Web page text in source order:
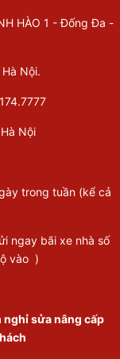
HÀO 1 - Đống Đa -
Nội.
Nội
trong tuần (kể cả
ngay bãi xe nhà số
vào )
nghỉ sửa nâng cấp